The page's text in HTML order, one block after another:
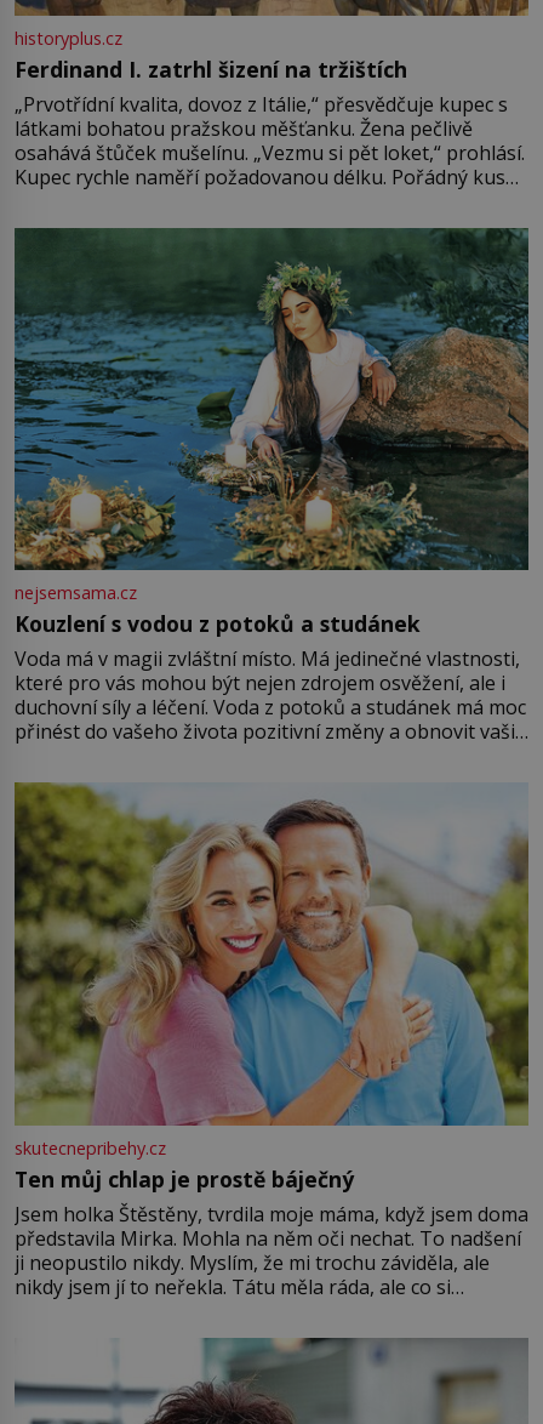
historyplus.cz
Ferdinand I. zatrhl šizení na tržištích
„Prvotřídní kvalita, dovoz z Itálie,“ přesvědčuje kupec s
látkami bohatou pražskou měšťanku. Žena pečlivě
osahává štůček mušelínu. „Vezmu si pět loket,“ prohlásí.
Kupec rychle naměří požadovanou délku. Pořádný kus
milostpaní. Stačí jenom na sukni,“ zhodnotí švadlena
množství růžového mušelínu. „Ošidili vás, podívejte.“
Vezme do ruky dřevěnou
nejsemsama.cz
Kouzlení s vodou z potoků a studánek
Voda má v magii zvláštní místo. Má jedinečné vlastnosti,
které pro vás mohou být nejen zdrojem osvěžení, ale i
duchovní síly a léčení. Voda z potoků a studánek má moc
přinést do vašeho života pozitivní změny a obnovit vaši
můžete obohatit své rituály a přinést do svého života
větší harmonii a klid. Je důležité
skutecnepribehy.cz
Ten můj chlap je prostě báječný
Jsem holka Štěstěny, tvrdila moje máma, když jsem doma
představila Mirka. Mohla na něm oči nechat. To nadšení
ji neopustilo nikdy. Myslím, že mi trochu záviděla, ale
nikdy jsem jí to neřekla. Tátu měla ráda, ale co si
Jsme spolu moc rádi Tehdy byla jiná doba, když